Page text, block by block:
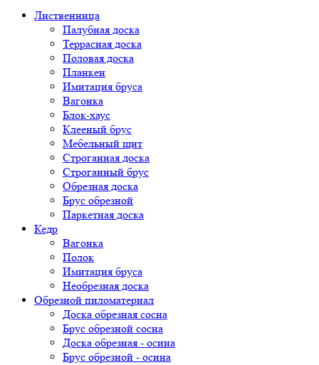
Лиственница
Палубная доска
Террасная доска
Половая доска
Планкен
Имитация бруса
Вагонка
Блок-хаус
Клееный брус
Мебельный щит
Строганная доска
Строганный брус
Обрезная доска
Брус обрезной
Паркетная доска
Кедр
Вагонка
Полок
Имитация бруса
Необрезная доска
Обрезной пиломатериал
Доска обрезная сосна
Брус обрезной сосна
Доска обрезная - осина
Брус обрезной - осина